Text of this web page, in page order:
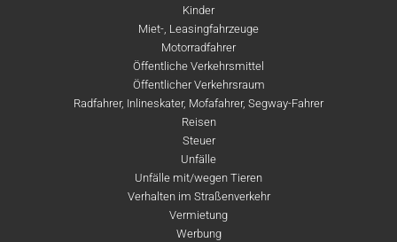
Kinder
Miet-, Leasingfahrzeuge
Motorradfahrer
Öffentliche Verkehrsmittel
Öffentlicher Verkehrsraum
Radfahrer, Inlineskater, Mofafahrer, Segway-Fahrer
Reisen
Steuer
Unfälle
Unfälle mit/wegen Tieren
Verhalten im Straßenverkehr
Vermietung
Werbung